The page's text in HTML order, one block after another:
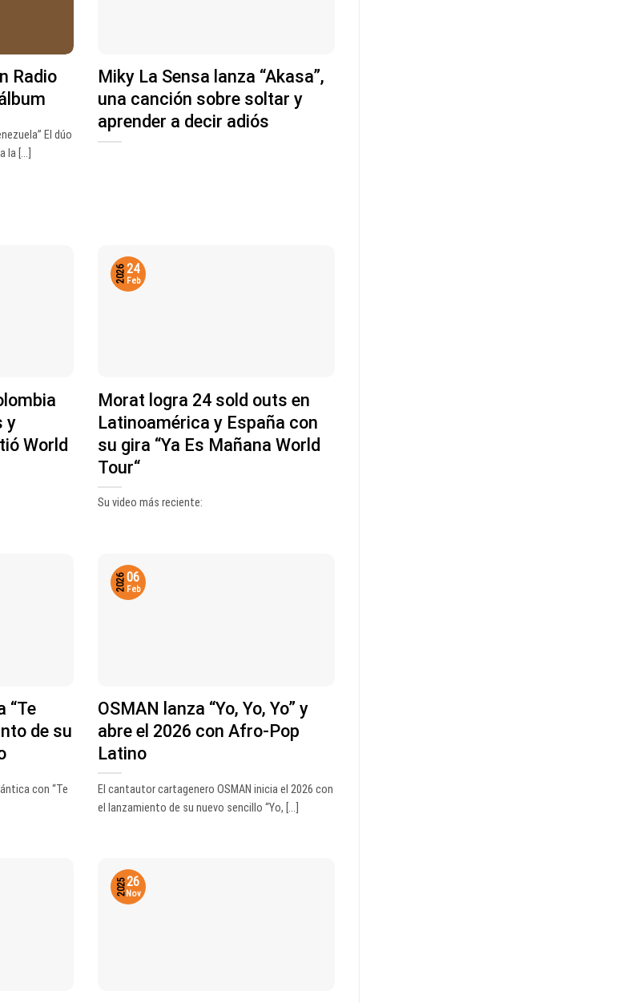
Radio
El dúo
la [...]
Miky La Sensa lanza “Akasa”,
una canción sobre soltar y
aprender a decir adiós
y
World
Morat logra 24 sold outs en
Latinoamérica y España con
su gira “Ya Es Mañana World
Tour“
Su video más reciente:
24
Feb
2026
“Te
de su
con “Te
OSMAN lanza “Yo, Yo, Yo” y
abre el 2026 con Afro-Pop
Latino
El cantautor cartagenero OSMAN inicia el 2026 con
el lanzamiento de su nuevo sencillo “Yo, [...]
06
Feb
2026
26
Nov
2025